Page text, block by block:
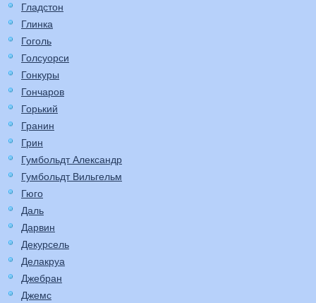
Гладстон
Глинка
Гоголь
Голсуорси
Гонкуры
Гончаров
Горький
Гранин
Грин
Гумбольдт Александр
Гумбольдт Вильгельм
Гюго
Даль
Дарвин
Декурсель
Делакруа
Джебран
Джемс